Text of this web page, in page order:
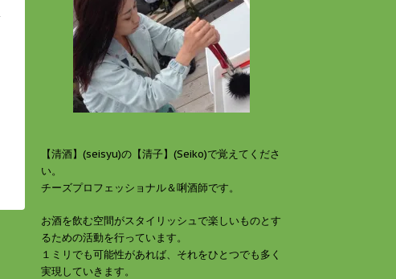
【清酒】(seisyu)の【清子】(Seiko)で覚えてくださ
い。
チーズプロフェッショナル＆唎酒師です。
お酒を飲む空間がスタイリッシュで楽しいものとす
るための活動を行っています。
１ミリでも可能性があれば、それをひとつでも多く
実現していきます。